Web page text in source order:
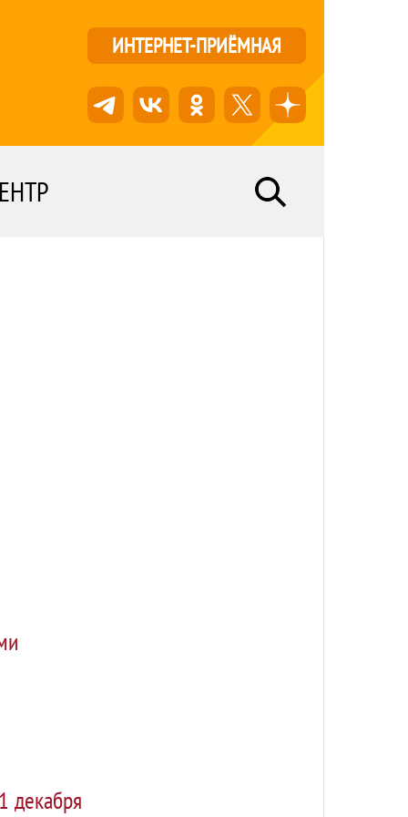
ИНТЕРНЕТ-ПРИЁМНАЯ
декабря